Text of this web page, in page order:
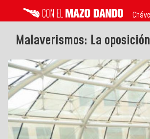
Malaverismos: La